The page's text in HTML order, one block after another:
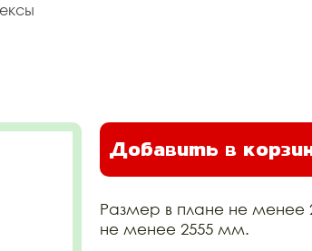
Добавить в
Размер в плане не менее
не менее 2555 мм.